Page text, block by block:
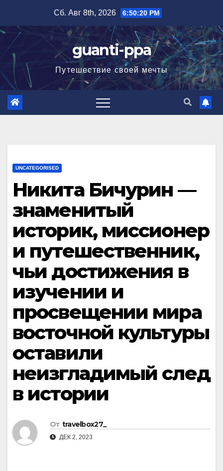
содержимому
Сб. Авг 8th, 2026 6:50:21 PM
guanti-ppa
Путешествие своей мечты
UNCATEGORISED
Никита Бичурин —
знаменитый
историк, миссионер
и путешественник,
чьи достижения в
изучении и
просвещении мира
восточной культуры
оставили
неизгладимый след
в истории
От travelbox27_
ДЕК 2, 2023